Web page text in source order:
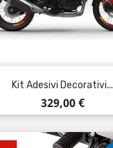
Kit Adesivi Decorativi...
Prezzo
329,00 €